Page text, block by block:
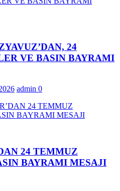
24
VE BASIN BAYRAMI
admin 0
24 TEMMUZ
BAYRAMI MESAJI